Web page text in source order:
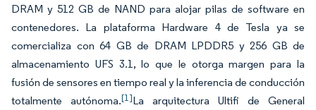
DRAM y 512 GB de NAND para alojar pilas de software en
contenedores. La plataforma Hardware 4 de Tesla ya se
comercializa con 64 GB de DRAM LPDDR5 y 256 GB de
almacenamiento UFS 3.1, lo que le otorga margen para la
fusión de sensores en tiempo real y la inferencia de conducción
totalmente autónoma.[1]La arquitectura Ultifi de General